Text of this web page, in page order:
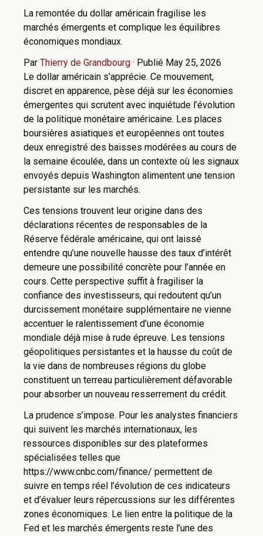
La remontée du dollar américain fragilise les
marchés émergents et complique les équilibres
économiques mondiaux.
Par Thierry de Grandbourg · Publié May 25, 2026
Le dollar américain s’apprécie. Ce mouvement,
discret en apparence, pèse déjà sur les économies
émergentes qui scrutent avec inquiétude l’évolution
de la politique monétaire américaine. Les places
boursières asiatiques et européennes ont toutes
deux enregistré des baisses modérées au cours de
la semaine écoulée, dans un contexte où les signaux
envoyés depuis Washington alimentent une tension
persistante sur les marchés.
Ces tensions trouvent leur origine dans des
déclarations récentes de responsables de la
Réserve fédérale américaine, qui ont laissé
entendre qu’une nouvelle hausse des taux d’intérêt
demeure une possibilité concrète pour l’année en
cours. Cette perspective suffit à fragiliser la
confiance des investisseurs, qui redoutent qu’un
durcissement monétaire supplémentaire ne vienne
accentuer le ralentissement d’une économie
mondiale déjà mise à rude épreuve. Les tensions
géopolitiques persistantes et la hausse du coût de
la vie dans de nombreuses régions du globe
constituent un terreau particulièrement défavorable
pour absorber un nouveau resserrement du crédit.
La prudence s’impose. Pour les analystes financiers
qui suivent les marchés internationaux, les
ressources disponibles sur des plateformes
spécialisées telles que
https://www.cnbc.com/finance/ permettent de
suivre en temps réel l’évolution de ces indicateurs
et d’évaluer leurs répercussions sur les différentes
zones économiques. Le lien entre la politique de la
Fed et les marchés émergents reste l’une des